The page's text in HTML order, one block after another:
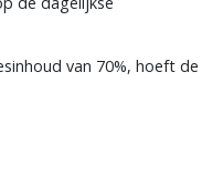
van 70%, hoeft de